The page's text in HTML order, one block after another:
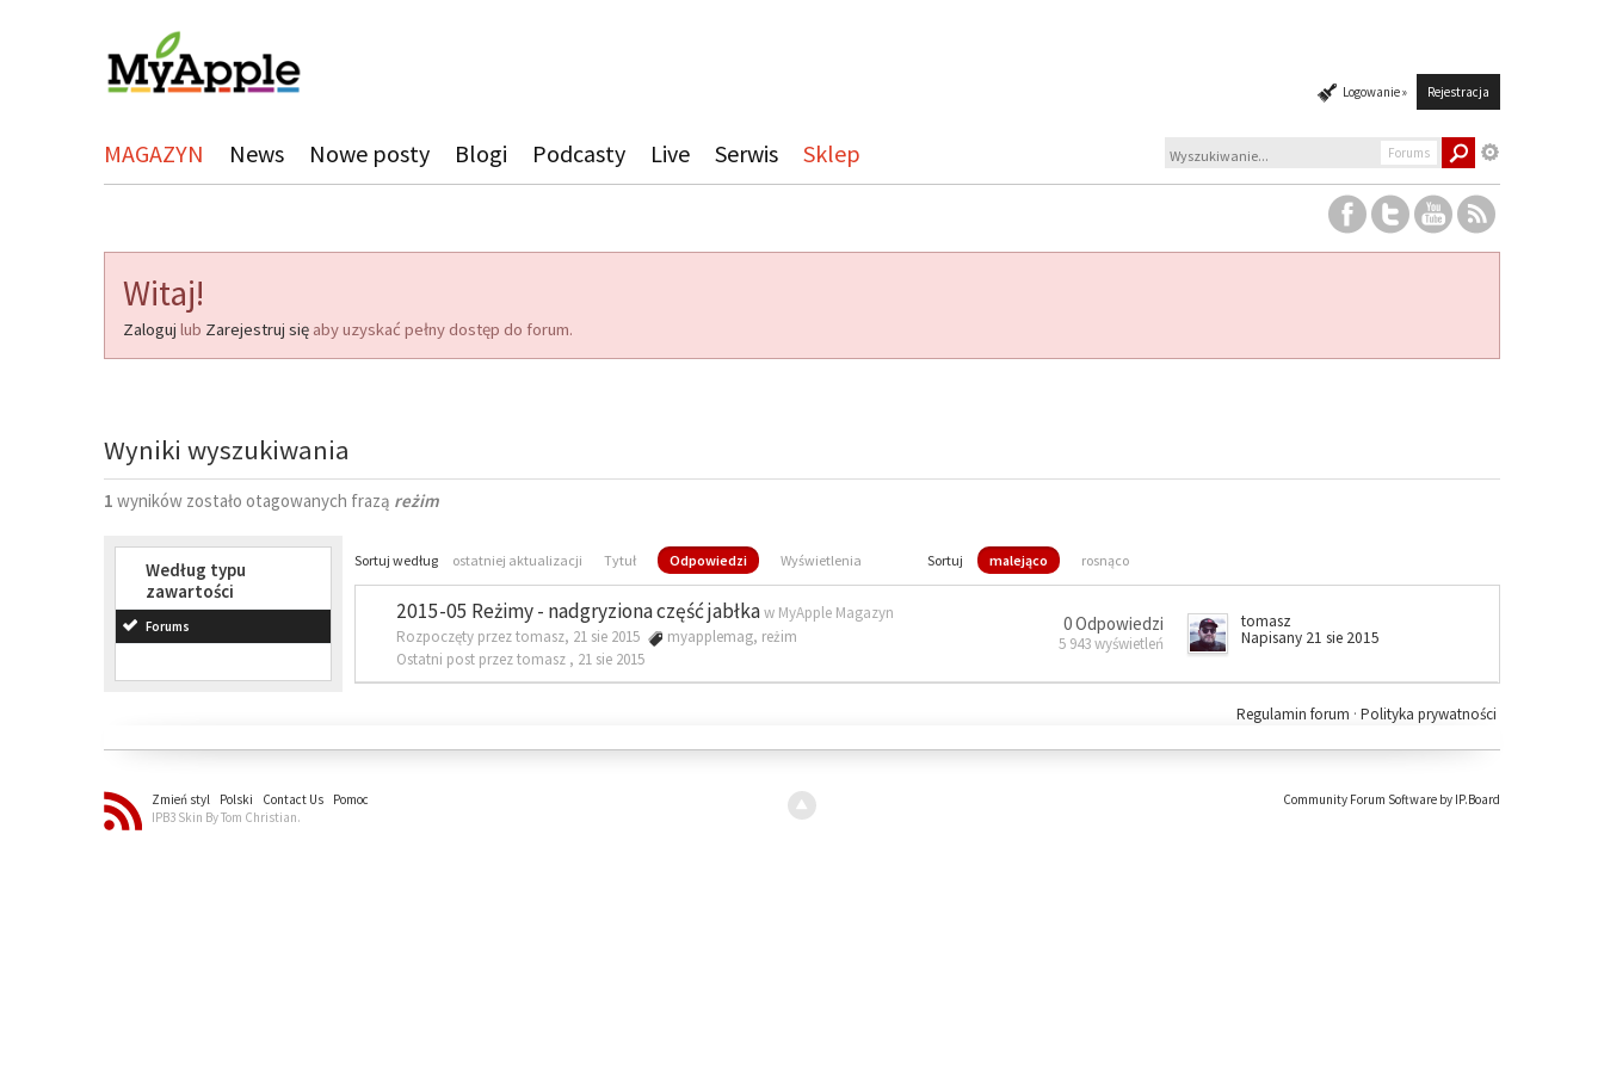
Logowanie » Rejestracja
MAGAZYN News Nowe posty Blogi Podcasty Live Serwis Sklep Forums
Witaj!
Zaloguj lub Zarejestruj się aby uzyskać pełny dostęp do forum.
Wyniki wyszukiwania
1 wyników zostało otagowanych frazą reżim
Według typu
zawartości
Forums
Sortuj według ostatniej aktualizacji Tytuł Odpowiedzi Wyświetlenia Sortuj malejąco rosnąco
2015-05 Reżimy - nadgryziona część jabłkaw MyApple Magazyn
Rozpoczęty przez tomasz, 21 sie 2015
myapplemag, reżim
Ostatni post przez tomasz , 21 sie 2015
0 Odpowiedzi
5 943 wyświetleń
tomasz
Napisany 21 sie 2015
Polityka prywatności
Regulamin forum ·
Zmień styl Polski Contact Us
Pomoc
IPB3 Skin By Tom Christian.
Community Forum Software by IP.Board